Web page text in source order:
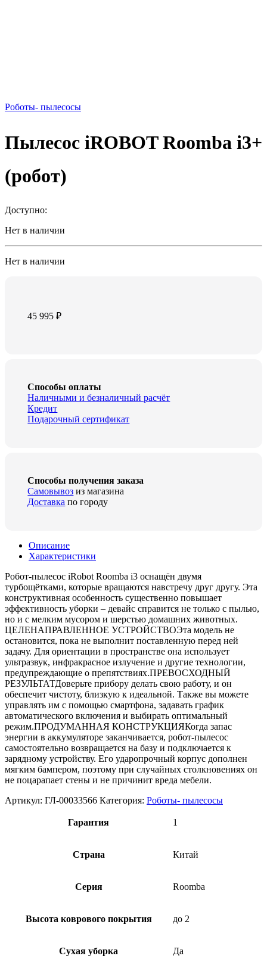
Роботы- пылесосы
Пылесос iROBOT Roomba i3+
(робот)
Доступно:
Нет в наличии
Нет в наличии
45 995₽
Способы оплаты
Наличными и безналичный расчёт
Кредит
Подарочный сертификат
Способы получения заказа
Самовывоз из магазина
Доставка по городу
Описание
Характеристики
Робот-пылесос iRobot Roomba i3 оснащён двумя
турбощётками, которые вращаются навстречу друг другу. Эта
конструктивная особенность существенно повышает
эффективность уборки – девайс справится не только с пылью,
но и с мелким мусором и шерстью домашних животных.
ЦЕЛЕНАПРАВЛЕННОЕ УСТРОЙСТВОЭта модель не
остановится, пока не выполнит поставленную перед ней
задачу. Для ориентации в пространстве она использует
ультразвук, инфракрасное излучение и другие технологии,
предупреждающие о препятствиях.ПРЕВОСХОДНЫЙ
РЕЗУЛЬТАТДоверьте прибору делать свою работу, и он
обеспечит чистоту, близкую к идеальной. Также вы можете
управлять им с помощью смартфона, задавать график
автоматического включения и выбирать оптимальный
режим.ПРОДУМАННАЯ КОНСТРУКЦИЯКогда запас
энергии в аккумуляторе заканчивается, робот-пылесос
самостоятельно возвращается на базу и подключается к
зарядному устройству. Его ударопрочный корпус дополнен
мягким бампером, поэтому при случайных столкновениях он
не поцарапает стены и не причинит вреда мебели.
Артикул: ГЛ-00033566 Категория: Роботы- пылесосы
Гарантия 1
Страна Китай
Серия Roomba
Высота коврового покрытия до 2
Сухая уборка Да